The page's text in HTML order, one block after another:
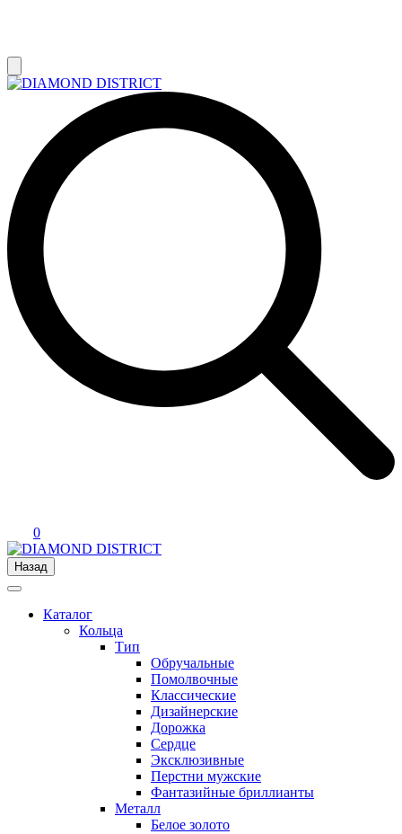
0
Назад
Каталог
Кольца
Тип
Обручальные
Помолвочные
Классические
Дизайнерские
Дорожка
Сердце
Эксклюзивные
Перстни мужские
Фантазийные бриллианты
Металл
Белое золото